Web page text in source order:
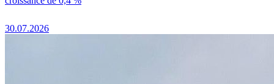
30.07.2026